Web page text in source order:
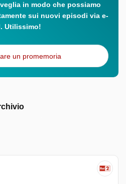
in modo che possiamo
sui nuovi episodi via e-
Utilissimo!
un promemoria